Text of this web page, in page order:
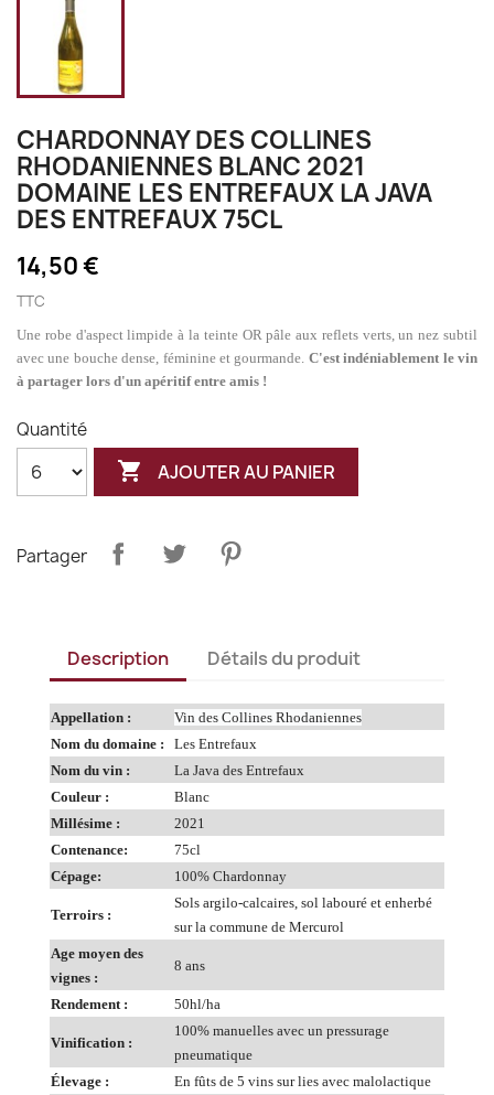
CHARDONNAY DES COLLINES
RHODANIENNES BLANC 2021
DOMAINE LES ENTREFAUX LA JAVA
DES ENTREFAUX 75CL
14,50 €
TTC
Une robe d'aspect limpide à la teinte OR pâle aux reflets verts, un nez subtil
avec une bouche dense, féminine et gourmande. C'est indéniablement levin
à partager lors d'un apéritif entre amis !
Quantité
 AJOUTER AU PANIER
Partager
Description Détails du produit
Appellation :
Vin des Collines Rhodaniennes
Nom du domaine :
Les Entrefaux
Nom du vin :
La Java des Entrefaux
Couleur :
Blanc
Millésime :
2021
Contenance:
75cl
Cépage:
100% Chardonnay
Terroirs :
Sols argilo-calcaires, sol labouré et enherbé
sur la commune de Mercurol
Age moyen des
vignes :
8 ans
Rendement : 50hl/ha
Vinification :
100% manuelles avec un pressurage
pneumatique
Élevage :
En fûts de 5 vins sur lies avec malolactique